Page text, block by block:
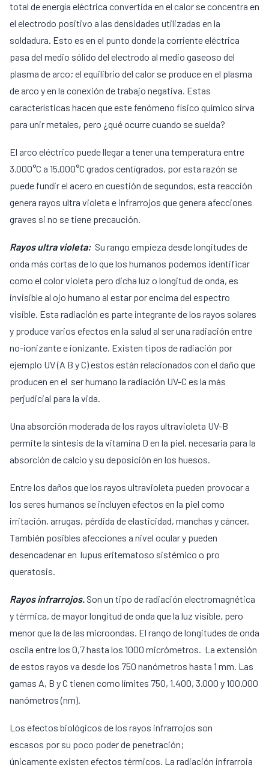
total de energía eléctrica convertida en el calor se concentra en
el electrodo positivo a las densidades utilizadas en la
soldadura. Esto es en el punto donde la corriente eléctrica
pasa del medio sólido del electrodo al medio gaseoso del
plasma de arco; el equilibrio del calor se produce en el plasma
de arco y en la conexión de trabajo negativa. Estas
características hacen que este fenómeno físico químico sirva
para unir metales, pero ¿qué ocurre cuando se suelda?
El arco eléctrico puede llegar a tener una temperatura entre
3.000°C a 15.000°C grados centígrados, por esta razón se
puede fundir el acero en cuestión de segundos, esta reacción
genera rayos ultra violeta e infrarrojos que genera afecciones
graves si no se tiene precaución.
Rayos ultra violeta: Su rango empieza desde longitudes de
onda más cortas de lo que los humanos podemos identificar
como el color violeta pero dicha luz o longitud de onda, es
invisible al ojo humano al estar por encima del espectro
visible. Esta radiación es parte integrante de los rayos solares
y produce varios efectos en la salud al ser una radiación entre
no-ionizante e ionizante. Existen tipos de radiación por
ejemplo UV (A B y C) estos están relacionados con el daño que
producen en el ser humano la radiación UV-C es la más
perjudicial para la vida.
Una absorción moderada de los rayos ultravioleta UV-B
permite la síntesis de la vitamina D en la piel, necesaria para la
absorción de calcio y su deposición en los huesos.
Entre los daños que los rayos ultravioleta pueden provocar a
los seres humanos se incluyen efectos en la piel como
irritación, arrugas, pérdida de elasticidad, manchas y cáncer.
También posibles afecciones a nivel ocular y pueden
desencadenar en lupus eritematoso sistémico o pro
queratosis.
Rayos infrarrojos. Son un tipo de radiación electromagnética
y térmica, de mayor longitud de onda que la luz visible, pero
menor que la de las microondas. El rango de longitudes de onda
oscila entre los 0,7 hasta los 1000 micrómetros. La extensión
de estos rayos va desde los 750 nanómetros hasta 1 mm. Las
gamas A, B y C tienen como límites 750, 1.400, 3.000 y 100.000
nanómetros (nm).
Los efectos biológicos de los rayos infrarrojos son
escasos por su poco poder de penetración;
únicamente existen efectos térmicos. La radiación infrarroja